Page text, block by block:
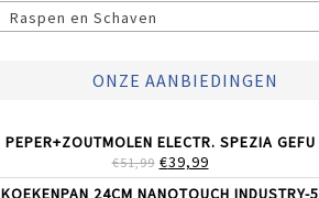
Raspen en Schaven
ONZE AANBIEDINGEN
PEPER+ZOUTMOLEN ELECTR. SPEZIA GEFU
€51,99 OORSPRONKELIJKE
PRIJS
€39,99HUIDIGE
PRIJS
KOEKENPAN 24CM NANOTOUCH INDUSTRY-5